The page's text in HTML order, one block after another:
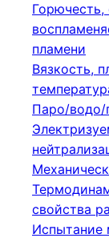
Горючесть,
пламени
Вязкость,
Паро/водо/
свойства
Испытание